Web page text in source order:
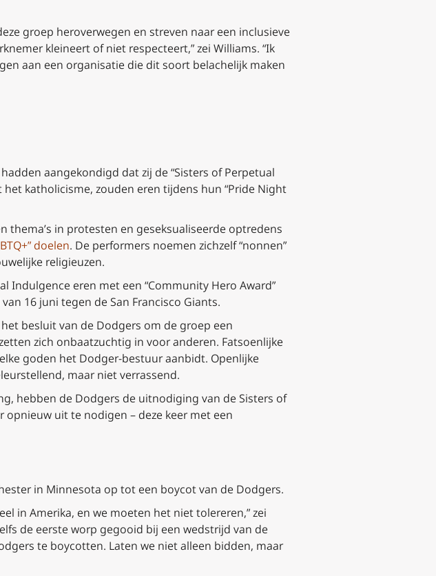
groep heroverwegen en streven naar een inclusieve
kleineert of niet respecteert,” zei Williams. “Ik
aan een organisatie die dit soort belachelijk maken
aangekondigd dat zij de “Sisters of Perpetual
katholicisme, zouden eren tijdens hun “Pride Night
in protesten en geseksualiseerde optredens
doelen. De performers noemen zichzelf “nonnen”
religieuzen.
Indulgence eren met een “Community Hero Award”
16 juni tegen de San Francisco Giants.
besluit van de Dodgers om de groep een
zich onbaatzuchtig in voor anderen. Fatsoenlijke
goden het Dodger-bestuur aanbidt. Openlijke
maar niet verrassend.
hebben de Dodgers de uitnodiging van de Sisters of
uit te nodigen – deze keer met een
in Minnesota op tot een boycot van de Dodgers.
in Amerika, en we moeten het niet tolereren,” zei
de eerste worp gegooid bij een wedstrijd van de
te boycotten. Laten we niet alleen bidden, maar